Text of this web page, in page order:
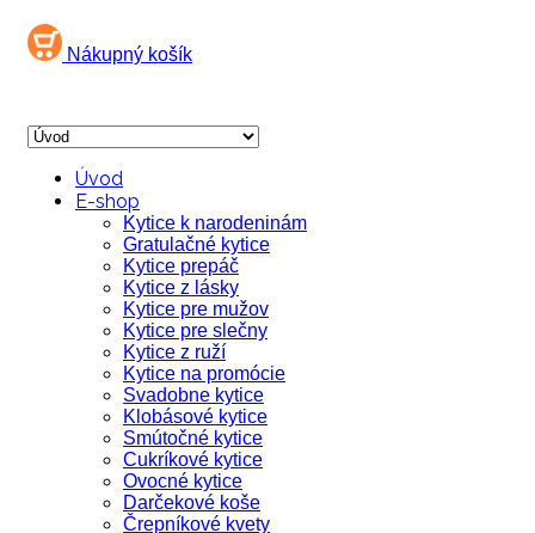
Nákupný košík
Úvod
E-shop
Kytice k narodeninám
Gratulačné kytice
Kytice prepáč
Kytice z lásky
Kytice pre mužov
Kytice pre slečny
Kytice z ruží
Kytice na promócie
Svadobne kytice
Klobásové kytice
Smútočné kytice
Cukríkové kytice
Ovocné kytice
Darčekové koše
Črepníkové kvety